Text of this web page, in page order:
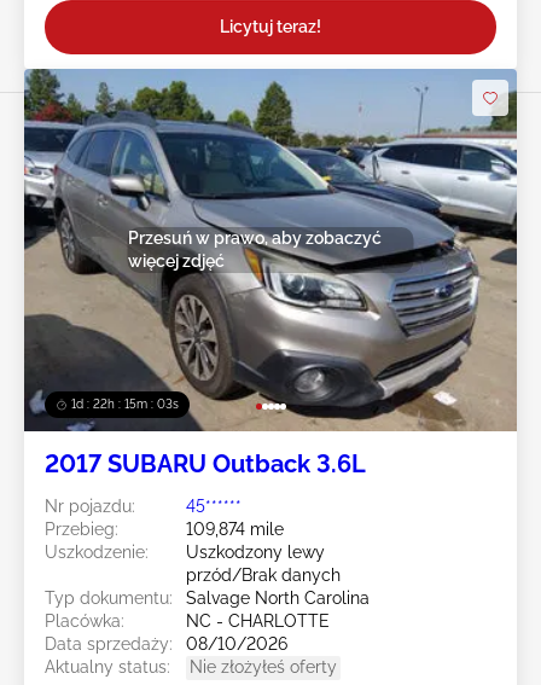
Licytuj teraz!
1d : 22h : 15m : 00s
Przesuń w prawo, aby zobaczyć
więcej zdjęć
2017 SUBARU Outback 3.6L
Nr pojazdu:
45******
Przebieg:
109,874 mile
Uszkodzenie:
Uszkodzony lewy
przód/Brak danych
Typ dokumentu:
Salvage North Carolina
Placówka:
NC - CHARLOTTE
Data sprzedaży:
08/10/2026
Aktualny status:
Nie złożyłeś oferty